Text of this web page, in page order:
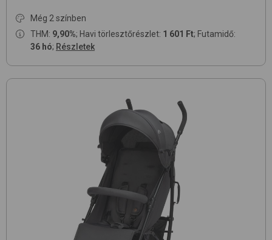
Még 2 színben
THM: 9,90%; Havi törlesztőrészlet: 1 601 Ft; Futamidő:
36 hó; Részletek